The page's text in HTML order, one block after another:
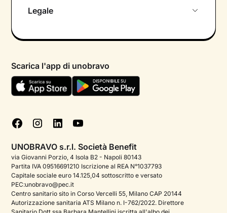
Psicologo in chat
Aiuto urgente
FAQ
Podcast di psicologia
Corporate
Psicologo italiano all'estero
Approfondimenti sulla salute mentale
Legale
Termini e condizioni
Informativa Privacy
Cookie policy
Gestisci cookie
Scarica l'app di unobravo
UNOBRAVO s.r.l. Società Benefit
via Giovanni Porzio, 4 Isola B2 - Napoli 80143
Partita IVA 09516691210 Iscrizione al REA N°1037793
Capitale sociale euro 14.125,04 sottoscritto e versato
PEC:unobravo@pec.it
Centro sanitario sito in Corso Vercelli 55, Milano CAP 20144
Autorizzazione sanitaria ATS Milano n. I-762/2022. Direttore